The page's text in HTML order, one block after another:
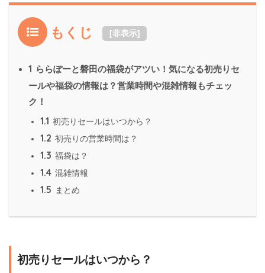
もくじ [非表示]
1 ららぽーと磐田の福袋がアツい！気になる初売りセ
ールや福袋の情報は？営業時間や混雑情報もチェッ
ク！
1.1 初売りセールはいつから？
1.2 初売りの営業時間は？
1.3 福袋は？
1.4 混雑情報
1.5 まとめ
初売りセールはいつから？